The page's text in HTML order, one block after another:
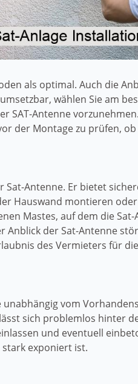
als optimal. Auch die
wählen Sie am
SAT-Antenne
der Montage zu prüfen,
Antenne. Er bietet
Hauswand montieren
Mastes, auf dem die
der Sat-Antenne
des Vermieters für
vom
sich problemlos hinter
und eventuell
exponiert ist.